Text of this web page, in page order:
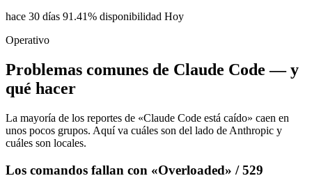
hace 30 días 91.41% disponibilidad Hoy
Operativo
Problemas comunes de Claude Code — y
qué hacer
La mayoría de los reportes de «Claude Code está caído» caen en
unos pocos grupos. Aquí va cuáles son del lado de Anthropic y
cuáles son locales.
Los comandos fallan con «Overloaded» / 529